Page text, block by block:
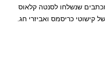
שנשלחו לסנטה קלאוס
קישוטי כריסמס ואביזרי חג.